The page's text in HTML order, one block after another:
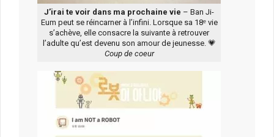
J’irai te voir dans ma prochaine vie – Ban Ji-
Eum peut se réincarner à l’infini. Lorsque sa 18ᵉ vie
s’achève, elle consacre la suivante à retrouver
l’adulte qu’est devenu son amour de jeunesse. 💗
Coup de coeur